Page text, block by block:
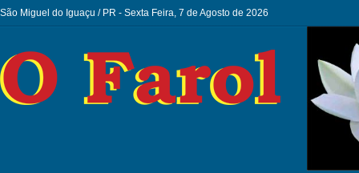
São Miguel do Iguaçu / PR - Sexta Feira, 7 de Agosto de 2026